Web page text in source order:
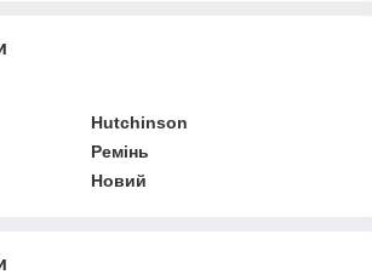
Hutchinson
Ремінь
Новий